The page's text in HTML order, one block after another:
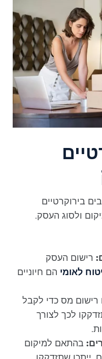
בירוקרטיים
ולסוג העסק.
העסק
לאומיהם חיוניים
מס כדי לקבל
לכך לצורך
בהתאם למיקום